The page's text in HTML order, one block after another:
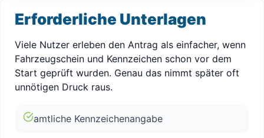
Erforderliche Unterlagen
Viele Nutzer erleben den Antrag als einfacher, wenn
Fahrzeugschein und Kennzeichen schon vor dem
Start geprüft wurden. Genau das nimmt später oft
unnötigen Druck raus.
amtliche Kennzeichenangabe